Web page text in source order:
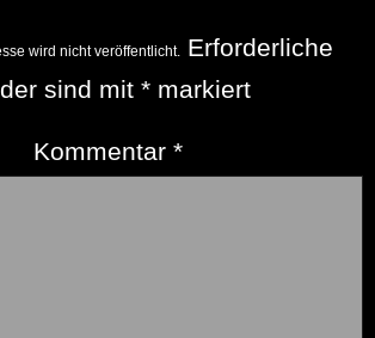
wird nicht veröffentlicht. Erforderliche
sind mit * markiert
Kommentar *